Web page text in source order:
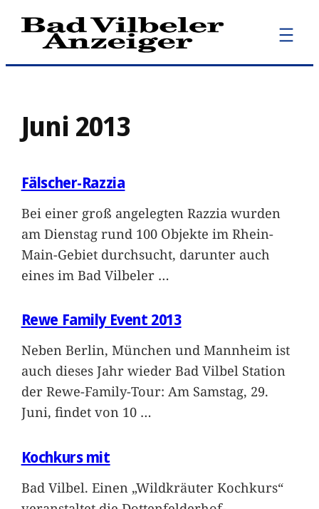
Zum
Inhalt
Juni 2013
Fälscher-Razzia
Bei einer groß angelegten Razzia wurden
am Dienstag rund 100 Objekte im Rhein-
Main-Gebiet durchsucht, darunter auch
eines im Bad Vilbeler …
Rewe Family Event 2013
Neben Berlin, München und Mannheim ist
auch dieses Jahr wieder Bad Vilbel Station
der Rewe-Family-Tour: Am Samstag, 29.
Juni, findet von 10 …
Kochkurs mit
Bad Vilbel. Einen „Wildkräuter Kochkurs“